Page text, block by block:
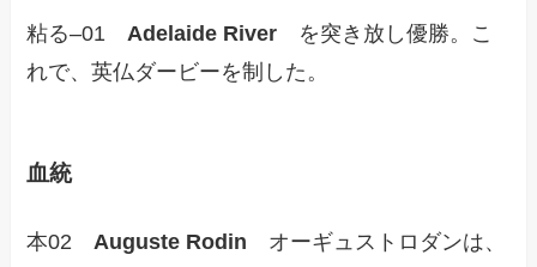
粘る–01 Adelaide River を突き放し優勝。こ
れで、英仏ダービーを制した。
血統
本02Auguste Rodin オーギュストロダンは、